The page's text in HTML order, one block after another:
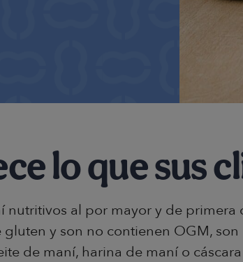
lo que sus
al por mayor y de
y son no contienen OGM,
de maní, harina de maní o